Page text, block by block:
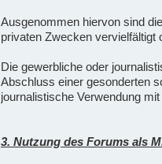
Ausgenommen hiervon sind
privaten Zwecken vervielfältigt
Die gewerbliche oder
Abschluss einer gesonderten
journalistische Verwendung
3. Nutzung des Forums als